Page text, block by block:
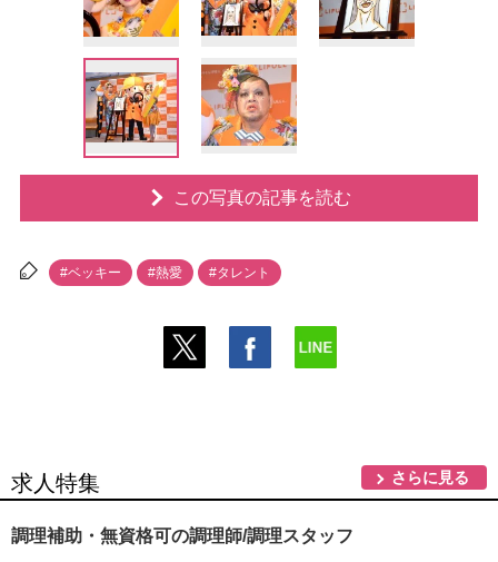
この写真の記事を読む
#ベッキー #熱愛 #タレント
求人特集 さらに見る
調理補助・無資格可の調理師/調理スタッフ